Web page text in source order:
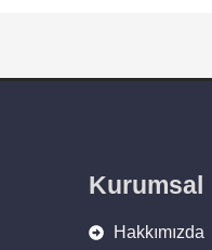
Kurumsal
Hakkımızda